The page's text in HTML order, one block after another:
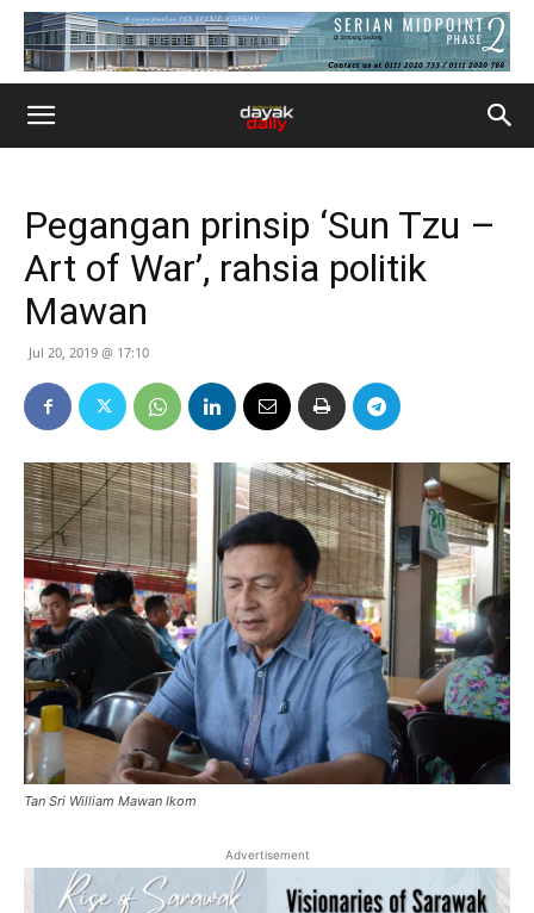
Pegangan prinsip ‘Sun Tzu –
Art of War’, rahsia politik
Mawan
Jul 20, 2019 @ 17:10
Tan Sri William Mawan Ikom
Advertisement